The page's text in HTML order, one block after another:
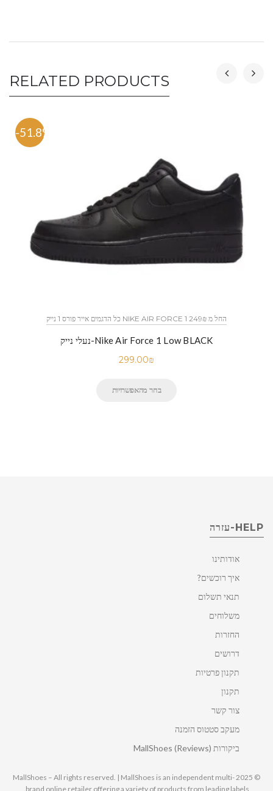
RELATED PRODUCTS
-51.8%
כל הדגמים אייר פורס 1 נייק NIKE AIR FORCE 1 החל מ 249₪
נעלי נייק-Nike Air Force 1 Low BLACK
299.00₪
בחר מהאפשרויות
HELP-עזרה
אודותינו
איך רוכשים?
תנאי תשלום
משלוחים
החזרות
דרושים
תקנון פרטיות
תקנון
צור קשר
מעקב סטטוס הזמנה
ביקורות MallShoes (Reviews)
© 2025 MallShoes – All rights reserved. | MallShoes is an independent multi-
brand online retailer offering a variety of products from leading labels.